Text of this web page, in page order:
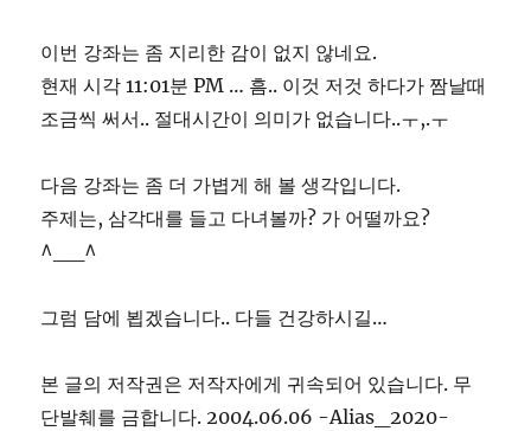
이번 강좌는 좀 지리한 감이 없지 않네요.
현재 시각 11:01분 PM … 흠.. 이것 저것 하다가 짬날때
조금씩 써서.. 절대시간이 의미가 없습니다..ㅜ,.ㅜ
다음 강좌는 좀 더 가볍게 해 볼 생각입니다.
주제는, 삼각대를 들고 다녀볼까? 가 어떨까요?
^__^
그럼 담에 뵙겠습니다.. 다들 건강하시길…
본 글의 저작권은 저작자에게 귀속되어 있습니다. 무
단발췌를 금합니다. 2004.06.06 -Alias_2020-